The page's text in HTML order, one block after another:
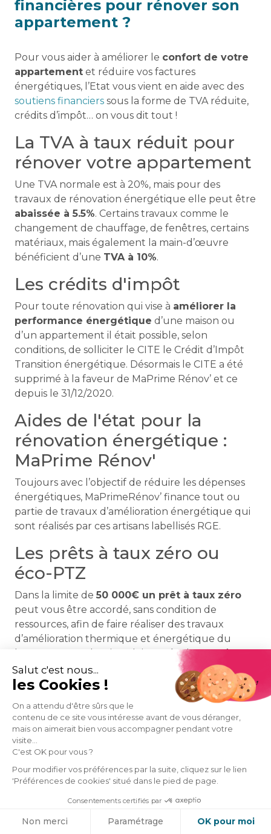
Salut c'est nous...
les Cookies !
On a attendu d'être sûrs que le
contenu de ce site vous intéresse avant de vous déranger,
mais on aimerait bien vous accompagner pendant votre
visite...
C'est OK pour vous ?
Pour modifier vos préférences par la suite, cliquez sur le lien
'Préférences de cookies' situé dans le pied de page.
Consentements certifiés par
Non merci Paramétrage OK pour moi
financières pour rénover son
appartement ?
Pour vous aider à améliorer le confort de votre
appartement et réduire vos factures
énergétiques, l’Etat vous vient en aide avec des
soutiens financiers sous la forme de TVA réduite,
crédits d’impôt… on vous dit tout !
La TVA à taux réduit pour
rénover votre appartement
Une TVA normale est à 20%, mais pour des
travaux de rénovation énergétique elle peut être
abaissée à 5.5%. Certains travaux comme le
changement de chauffage, de fenêtres, certains
matériaux, mais également la main-d’œuvre
bénéficient d’une TVA à 10%.
Les crédits d'impôt
Pour toute rénovation qui vise à améliorer la
performance énergétique d’une maison ou
d’un appartement il était possible, selon
conditions, de solliciter le CITE le Crédit d’Impôt
Transition énergétique. Désormais le CITE a été
supprimé à la faveur de MaPrime Rénov’ et ce
depuis le 31/12/2020.
Aides de l'état pour la
rénovation énergétique :
MaPrime Rénov'
Toujours avec l’objectif de réduire les dépenses
énergétiques, MaPrimeRénov’ finance tout ou
partie de travaux d’amélioration énergétique qui
sont réalisés par ces artisans labellisés RGE.
Les prêts à taux zéro ou
éco-PTZ
Dans la limite de 50 000€ un prêt à taux zéro
peut vous être accordé, sans condition de
ressources, afin de faire réaliser des travaux
d’amélioration thermique et énergétique du
logement. Ces derniers doivent également être
réalisés par desartisans RGE